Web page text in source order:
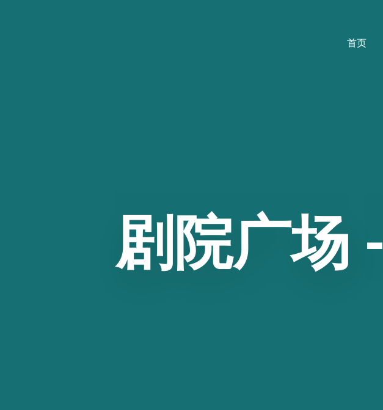
首页
剧院广场 -